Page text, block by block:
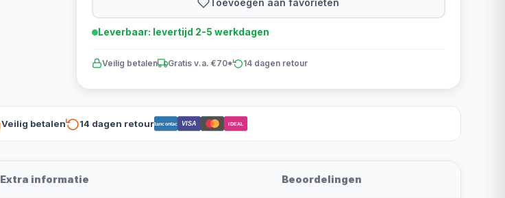
Leverbaar: levertijd 2-5 werkdagen
Veilig betalen Gratis v.a. €70* 14 dagen retour
Veilig betalen 14 dagen retourBancontact VISA iDEAL
Extra informatie Beoordelingen